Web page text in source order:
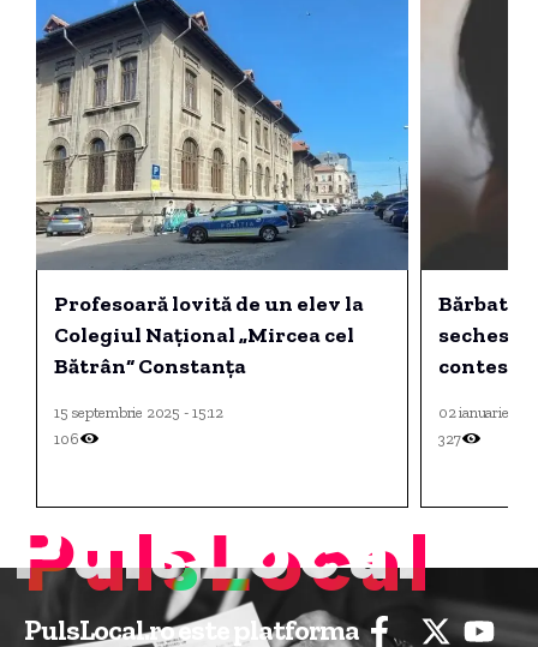
Profesoară lovită de un elev la
Colegiul Național „Mircea cel
Bătrân“ Constanța
15 septembrie 2025 - 15:12
106
Bărbatul
contestă
02 ianuarie
327
PulsLocal
PulsLocal.ro este platforma